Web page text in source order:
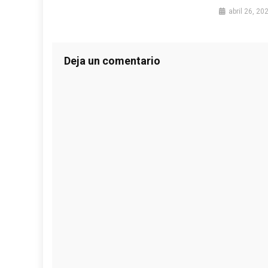
abril 26,
Deja un comentario